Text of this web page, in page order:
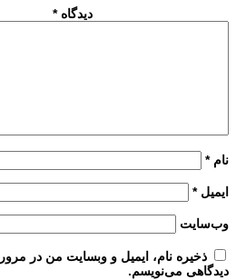
دیدگاه*
نام*
ایمیل*
وب‌سایت
ذخیره نام، ایمیل و وبسایت من در
دیدگاهی می‌نویسم.